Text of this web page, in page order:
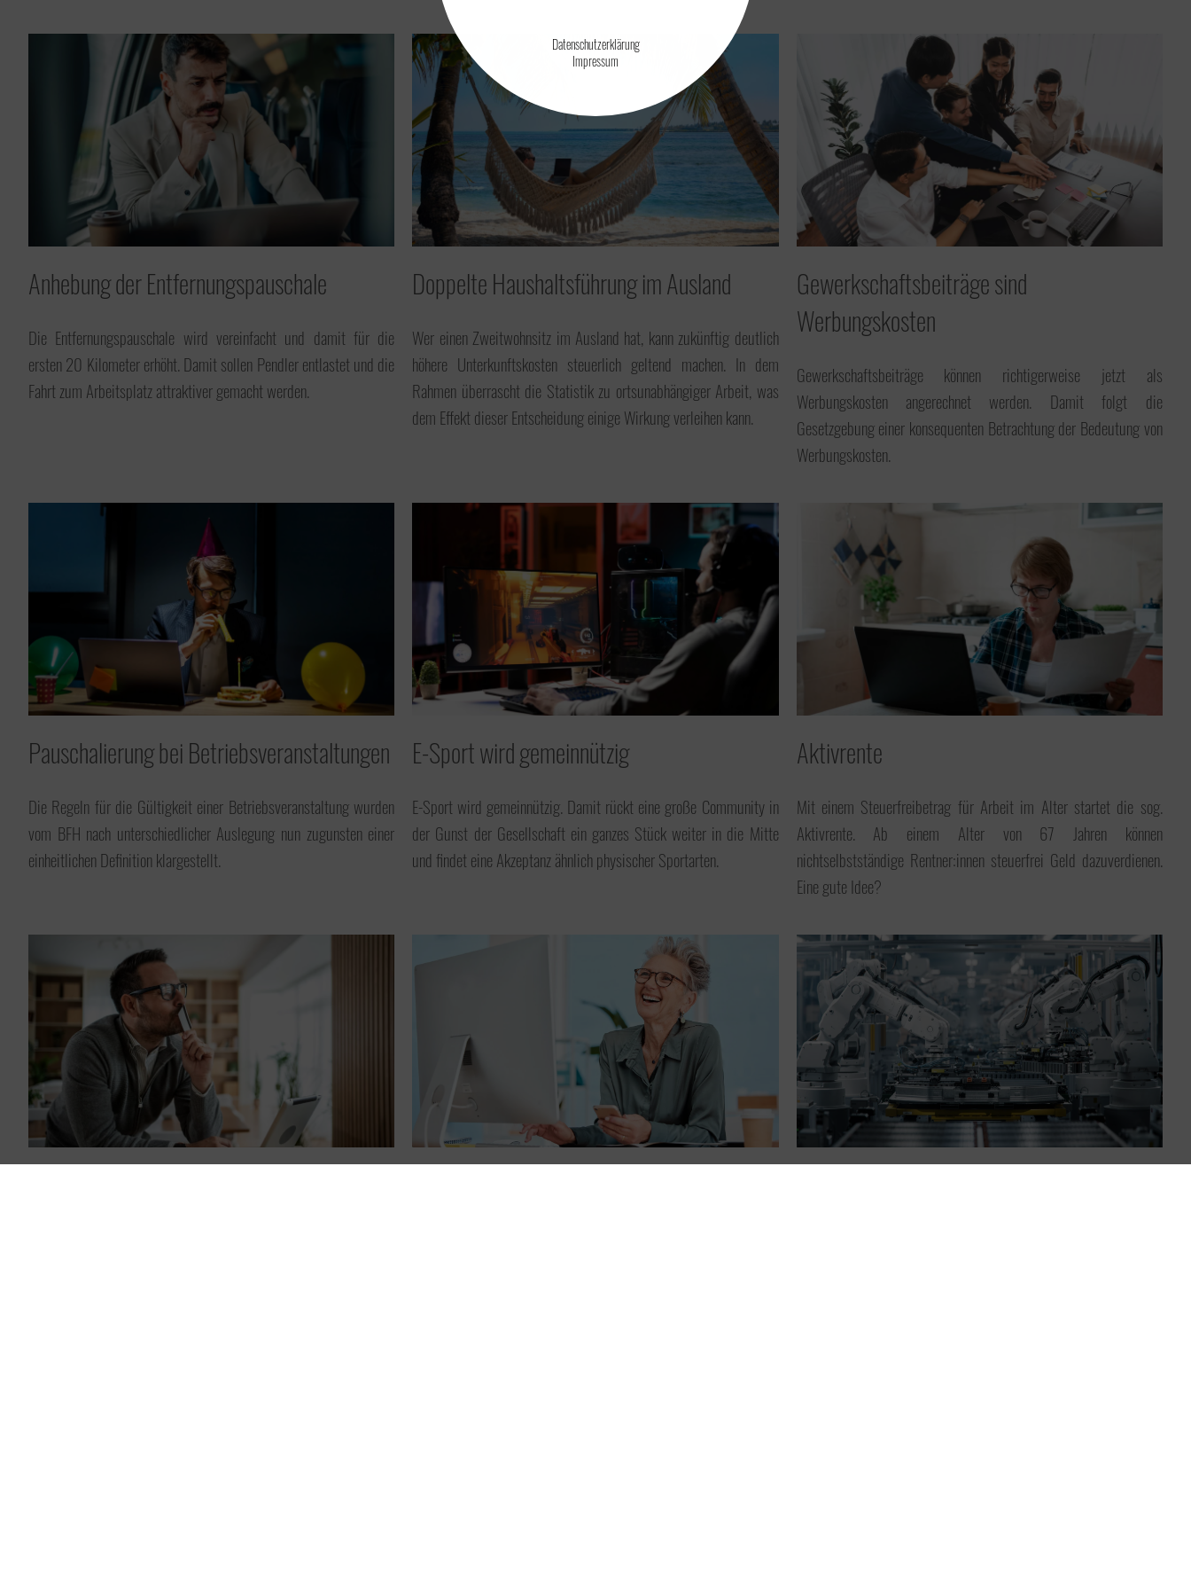
Anhebung der Entfernungspauschale
Die Entfernungspauschale wird vereinfacht und damit für die
ersten 20 Kilometer erhöht. Damit sollen Pendler entlastet und die
Fahrt zum Arbeitsplatz attraktiver gemacht werden.
Doppelte Haushaltsführung im Ausland
Wer einen Zweitwohnsitz im Ausland hat, kann zukünftig deutlich
höhere Unterkunftskosten steuerlich geltend machen. In dem
Rahmen überrascht die Statistik zu ortsunabhängiger Arbeit, was
dem Effekt dieser Entscheidung einige Wirkung verleihen kann.
Gewerkschaftsbeiträge sind
Werbungskosten
Gewerkschaftsbeiträge können richtigerweise jetzt als
Werbungskosten angerechnet werden. Damit folgt die
Gesetzgebung einer konsequenten Betrachtung der Bedeutung von
Werbungskosten.
​Pauschalierung bei Betriebsveranstaltungen
Die Regeln für die Gültigkeit einer Betriebsveranstaltung wurden
vom BFH nach unterschiedlicher Auslegung nun zugunsten einer
einheitlichen Definition klargestellt.
E-Sport wird gemeinnützig
E-Sport wird gemeinnützig. Damit rückt eine große Community in
der Gunst der Gesellschaft ein ganzes Stück weiter in die Mitte
und findet eine Akzeptanz ähnlich physischer Sportarten.
Aktivrente
Mit einem Steuerfreibetrag für Arbeit im Alter startet die sog.
Aktivrente. Ab einem Alter von 67 Jahren können
nichtselbstständige Rentner:innen steuerfrei Geld dazuverdienen.
Eine gute Idee?
Datenschutzerklärung
Impressum